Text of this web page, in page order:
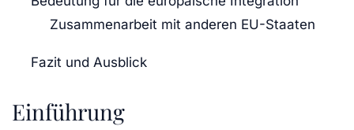
Zusammenarbeit mit anderen EU-Staaten
Fazit und Ausblick
Einführung